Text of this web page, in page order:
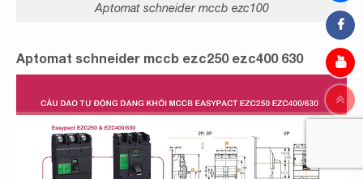
Aptomat schneider mccb ezc100
Aptomat schneider mccb ezc250 ezc400 630